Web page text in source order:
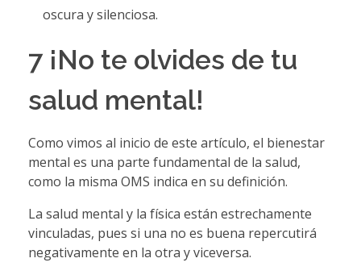
oscura y silenciosa.
7 ¡No te olvides de tu
salud mental!
Como vimos al inicio de este artículo, el bienestar
mental es una parte fundamental de la salud,
como la misma OMS indica en su definición.
La salud mental y la física están estrechamente
vinculadas, pues si una no es buena repercutirá
negativamente en la otra y viceversa.